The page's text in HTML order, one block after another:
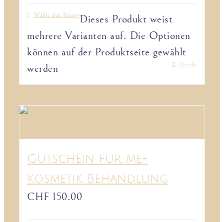
Wähle den BetragDieses Produkt weist
mehrere Varianten auf. Die Optionen
können auf der Produktseite gewählt
werden
Details
Gutschein für me-
Kosmetik Behandlung
CHF 150.00